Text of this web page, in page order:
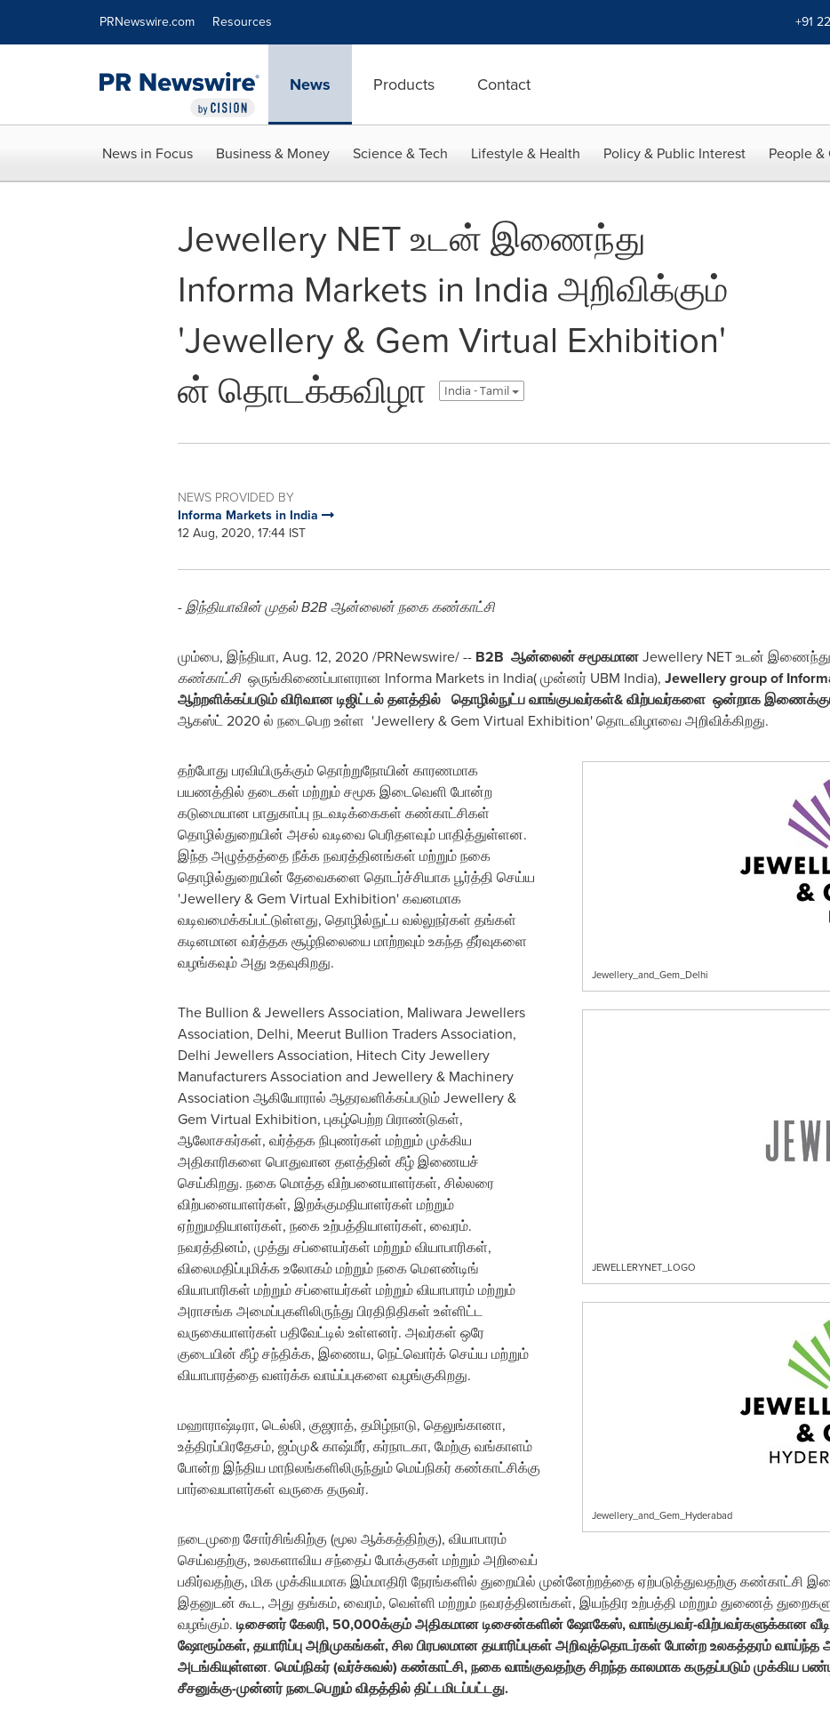
PRNewswire.com Resources +91
News Products Contact
News in Focus Business & Money Science & Tech Lifestyle & Health Policy & Public Interest People
Jewellery NET உடன் இணைந்து
Informa Markets in India அறிவிக்கும்
'Jewellery & Gem Virtual Exhibition'
ன் தொடக்கவிழா
India - Tamil
NEWS PROVIDED BY
Informa Markets in India
12 Aug, 2020, 17:44 IST
-இந்தியாவின் முதல் B2B ஆன்லைன் நகை கண்காட்சி
மும்பை, இந்தியா, Aug. 12, 2020 /PRNewswire/ --B2B ஆன்லைன் சமூகமானJewellery NET உடன்
கண்காட்சி ஒருங்கிணைப்பாளரான Informa Markets in India( முன்னர் UBM India), Jewellery group of
ஆற்றளிக்கப்படும் விரிவான டிஜிட்டல் தளத்தில் தொழில்நுட்ப வாங்குபவர்கள்& விற்பவர்களை ஒன்றாக
ஆகஸ்ட் 2020 ல் நடைபெற உள்ள 'Jewellery & Gem Virtual Exhibition' தொடவிழாவை அறிவிக்கிறது.
Jewellery_and_Gem_Delhi
JEWELLERYNET_LOGO
Jewellery_and_Gem_Hyderabad
தற்போது பரவியிருக்கும் தொற்றுநோயின் காரணமாக
பயணத்தில் தடைகள் மற்றும் சமூக இடைவெளி போன்ற
கடுமையான பாதுகாப்பு நடவடிக்கைகள் கண்காட்சிகள்
தொழில்துறையின் அசல் வடிவை பெரிதளவும் பாதித்துள்ளன.
இந்த அழுத்தத்தை நீக்க நவரத்தினங்கள் மற்றும் நகை
தொழில்துறையின் தேவைகளை தொடர்ச்சியாக பூர்த்தி செய்ய
'Jewellery & Gem Virtual Exhibition' கவனமாக
வடிவமைக்கப்பட்டுள்ளது, தொழில்நுட்ப வல்லுநர்கள் தங்கள்
கடினமான வர்த்தக சூழ்நிலையை மாற்றவும் உகந்த தீர்வுகளை
வழங்கவும் அது உதவுகிறது.
The Bullion & Jewellers Association, Maliwara Jewellers
Association, Delhi, Meerut Bullion Traders Association,
Delhi Jewellers Association, Hitech City Jewellery
Manufacturers Association and Jewellery & Machinery
Association ஆகியோரால் ஆதரவளிக்கப்படும் Jewellery &
Gem Virtual Exhibition, புகழ்பெற்ற பிராண்டுகள்,
ஆலோசகர்கள், வர்த்தக நிபுணர்கள் மற்றும் முக்கிய
அதிகாரிகளை பொதுவான தளத்தின் கீழ் இணையச்
செய்கிறது. நகை மொத்த விற்பனையாளர்கள், சில்லரை
விற்பனையாளர்கள், இறக்குமதியாளர்கள் மற்றும்
ஏற்றுமதியாளர்கள், நகை உற்பத்தியாளர்கள், வைரம்.
நவரத்தினம், முத்து சப்ளையர்கள் மற்றும் வியாபாரிகள்,
விலைமதிப்புமிக்க உலோகம் மற்றும் நகை மௌண்டிங்
வியாபாரிகள் மற்றும் சப்ளையர்கள் மற்றும் வியாபாரம் மற்றும்
அராசங்க அமைப்புகளிலிருந்து பிரதிநிதிகள் உள்ளிட்ட
வருகையாளர்கள் பதிவேட்டில் உள்ளனர். அவர்கள் ஒரே
குடையின் கீழ் சந்திக்க, இணைய, நெட்வொர்க் செய்ய மற்றும்
வியாபாரத்தை வளர்க்க வாய்ப்புகளை வழங்குகிறது.
மஹாராஷ்டிரா, டெல்லி, குஜராத், தமிழ்நாடு, தெலுங்கானா,
உத்திரப்பிரதேசம், ஜம்மு& காஷ்மீர், கர்நாடகா, மேற்கு வங்காளம்
போன்ற இந்திய மாநிலங்களிலிருந்தும் மெய்நிகர் கண்காட்சிக்கு
பார்வையாளர்கள் வருகை தருவர்.
நடைமுறை சோர்சிங்கிற்கு (மூல ஆக்கத்திற்கு), வியாபாரம்
செய்வதற்கு, உலகளாவிய சந்தைப் போக்குகள் மற்றும் அறிவைப்
பகிர்வதற்கு, மிக முக்கியமாக இம்மாதிரி நேரங்களில் துறையில் முன்னேற்றத்தை ஏற்படுத்துவதற்கு
இதனுடன் கூட, அது தங்கம், வைரம், வெள்ளி மற்றும் நவரத்தினங்கள், இயந்திர உற்பத்தி மற்றும் துணைத்
வழங்கும். டிசைனர் கேலரி, 50,000க்கும் அதிகமான டிசைன்களின் ஷோகேஸ், வாங்குபவர்-விற்பவர்களுக்கான
ஷோரூம்கள், தயாரிப்பு அறிமுகங்கள், சில பிரபலமான தயாரிப்புகள் அறிவுத்தொடர்கள் போன்ற உலகத்தரம்
அடங்கியுள்ளன. மெய்நிகர் (வர்ச்சுவல்) கண்காட்சி, நகை வாங்குவதற்கு சிறந்த காலமாக கருதப்படும் முக்கிய
சீசனுக்கு-முன்னர் நடைபெறும் விதத்தில் திட்டமிடப்பட்டது.